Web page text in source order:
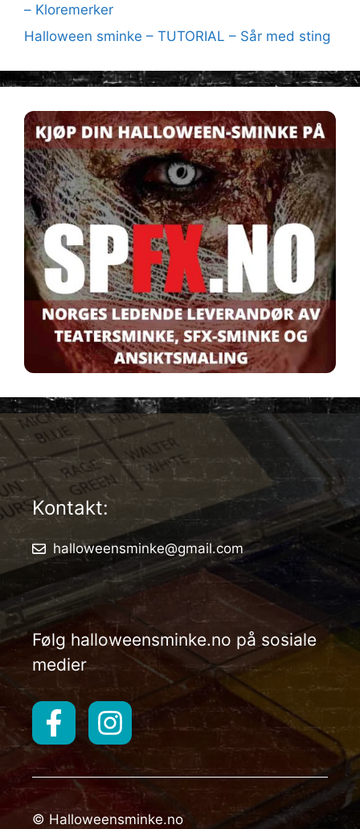
– Kloremerker
Halloween sminke – TUTORIAL – Sår med sting
Kontakt:
halloweensminke@gmail.com
Følg halloweensminke.no på sosiale
medier
© Halloweensminke.no